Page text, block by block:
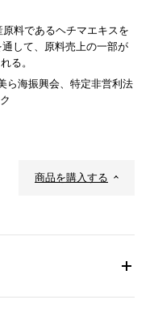
料であるヘチマエキスを
して、原料売上の一部が
る。
ら海振興会、特定非営利法
商品を購入する